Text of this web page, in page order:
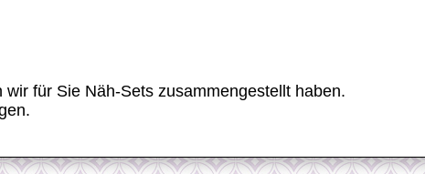
für Sie Näh-Sets zusammengestellt haben.